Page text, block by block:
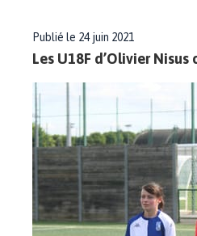
Publié le 24 juin 2021
Les U18F d’Olivier